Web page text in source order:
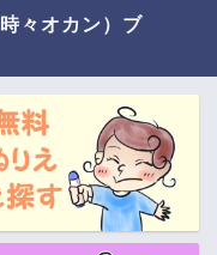
々オカン）ブ